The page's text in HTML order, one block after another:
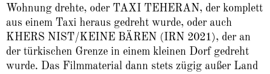
Wohnung drehte, oder TAXI TEHERAN, der komplett
aus einem Taxi heraus gedreht wurde, oder auch
KHERS NIST/KEINE BÄREN (IRN 2021), der an
der türkischen Grenze in einem kleinen Dorf gedreht
wurde. Das Filmmaterial dann stets zügig außer Land